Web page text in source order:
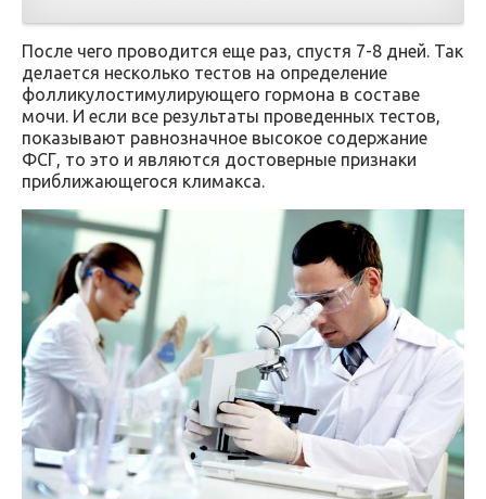
После чего проводится еще раз, спустя 7-8 дней. Так
делается несколько тестов на определение
фолликулостимулирующего гормона в составе
мочи. И если все результаты проведенных тестов,
показывают равнозначное высокое содержание
ФСГ, то это и являются достоверные признаки
приближающегося климакса.